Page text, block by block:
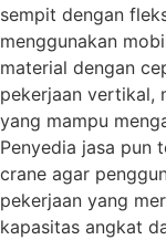
sempit dengan
menggunakan
material dengan
pekerjaan vertikal,
yang mampu
Penyedia jasa pun
crane agar
pekerjaan yang
kapasitas angkat